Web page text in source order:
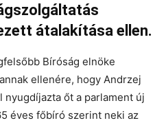
átalakítása ellen.
Bíróság elnöke
ellenére, hogy Andrzej
őt a parlament új
éves főbíró szerint neki az